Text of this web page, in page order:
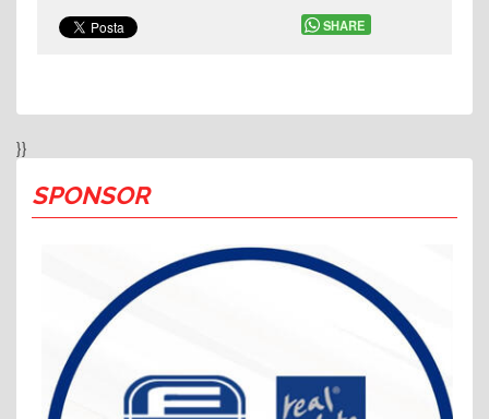
}}
SPONSOR
SHARE